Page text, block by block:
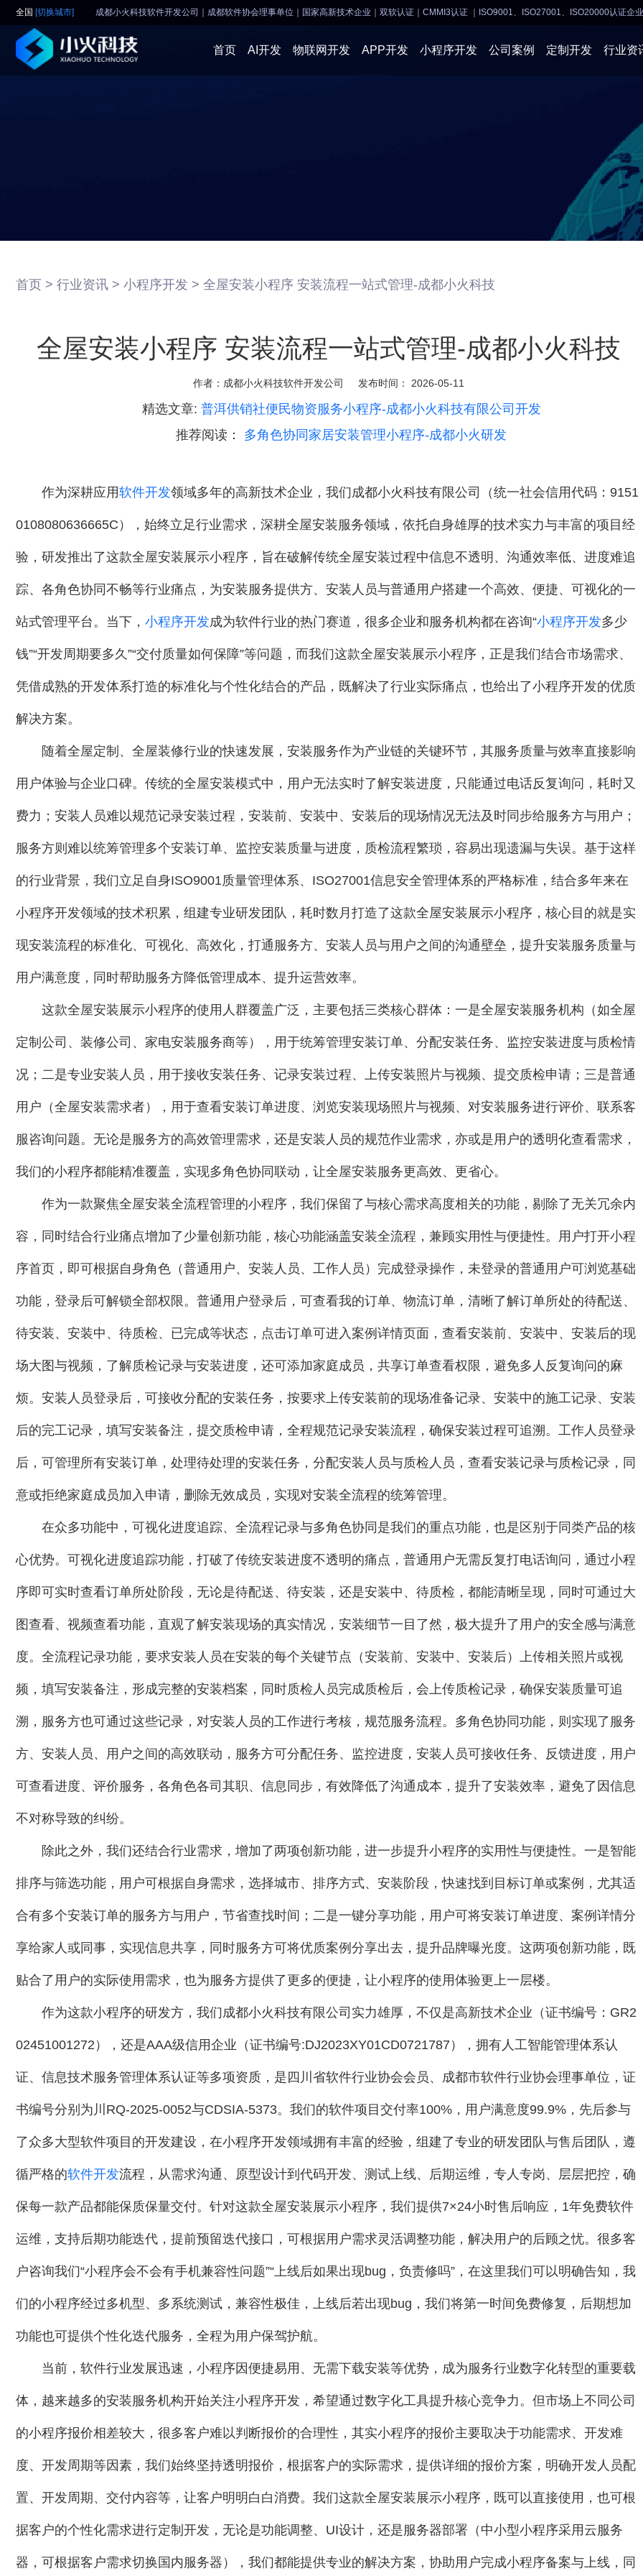
全国 [切换城市] 成都小火科技软件开发公司｜成都软件协会理事单位 国家高新技术企业｜双软认证｜CMMI3认证 ｜ISO9001、ISO27001、ISO20000认证企业
首页 AI开发 物联网开发 APP开发 小程序开发 公司案例 定制开发 行业资
小程序
系统开发
物联网
网站建设
企业经营
商业行情
首页 > 行业资讯 > 小程序开发 > 全屋安装小程序 安装流程一站式管理-成都小火科技
全屋安装小程序 安装流程一站式管理-成都小火科技
作者： 成都小火科技软件开发公司 发布时间： 2026-05-11
精选文章: 普洱供销社便民物资服务小程序-成都小火科技有限公司开发
推荐阅读： 多角色协同家居安装管理小程序-成都小火研发
作为深耕应用软件开发领域多年的高新技术企业，我们成都小火科技有限公司（统一社会信用代码：9151
0108080636665C），始终立足行业需求，深耕全屋安装服务领域，依托自身雄厚的技术实力与丰富的项目经
验，研发推出了这款全屋安装展示小程序，旨在破解传统全屋安装过程中信息不透明、沟通效率低、进度难追
踪、各角色协同不畅等行业痛点，为安装服务提供方、安装人员与普通用户搭建一个高效、便捷、可视化的一
站式管理平台。当下， 小程序开发成为软件行业的热门赛道，很多企业和服务机构都在咨询“小程序开发多少
钱”“开发周期要多久”“交付质量如何保障”等问题，而我们这款全屋安装展示小程序，正是我们结合市场需求、
凭借成熟的开发体系打造的标准化与个性化结合的产品，既解决了行业实际痛点，也给出了小程序开发的优质
解决方案。
随着全屋定制、全屋装修行业的快速发展，安装服务作为产业链的关键环节，其服务质量与效率直接影响
用户体验与企业口碑。传统的全屋安装模式中，用户无法实时了解安装进度，只能通过电话反复询问，耗时又
费力；安装人员难以规范记录安装过程，安装前、安装中、安装后的现场情况无法及时同步给服务方与用户；
服务方则难以统筹管理多个安装订单、监控安装质量与进度，质检流程繁琐，容易出现遗漏与失误。基于这样
的行业背景，我们立足自身ISO9001质量管理体系、ISO27001信息安全管理体系的严格标准，结合多年来在
小程序开发领域的技术积累，组建专业研发团队，耗时数月打造了这款全屋安装展示小程序，核心目的就是实
现安装流程的标准化、可视化、高效化，打通服务方、安装人员与用户之间的沟通壁垒，提升安装服务质量与
用户满意度，同时帮助服务方降低管理成本、提升运营效率。
这款全屋安装展示小程序的使用人群覆盖广泛，主要包括三类核心群体：一是全屋安装服务机构（如全屋
定制公司、装修公司、家电安装服务商等），用于统筹管理安装订单、分配安装任务、监控安装进度与质检情
况；二是专业安装人员，用于接收安装任务、记录安装过程、上传安装照片与视频、提交质检申请；三是普通
用户（全屋安装需求者），用于查看安装订单进度、浏览安装现场照片与视频、对安装服务进行评价、联系客
服咨询问题。无论是服务方的高效管理需求，还是安装人员的规范作业需求，亦或是用户的透明化查看需求，
我们的小程序都能精准覆盖，实现多角色协同联动，让全屋安装服务更高效、更省心。
作为一款聚焦全屋安装全流程管理的小程序，我们保留了与核心需求高度相关的功能，剔除了无关冗余内
容，同时结合行业痛点增加了少量创新功能，核心功能涵盖安装全流程，兼顾实用性与便捷性。用户打开小程
序首页，即可根据自身角色（普通用户、安装人员、工作人员）完成登录操作，未登录的普通用户可浏览基础
功能，登录后可解锁全部权限。普通用户登录后，可查看我的订单、物流订单，清晰了解订单所处的待配送、
待安装、安装中、待质检、已完成等状态，点击订单可进入案例详情页面，查看安装前、安装中、安装后的现
场大图与视频，了解质检记录与安装进度，还可添加家庭成员，共享订单查看权限，避免多人反复询问的麻
烦。安装人员登录后，可接收分配的安装任务，按要求上传安装前的现场准备记录、安装中的施工记录、安装
后的完工记录，填写安装备注，提交质检申请，全程规范记录安装流程，确保安装过程可追溯。工作人员登录
后，可管理所有安装订单，处理待处理的安装任务，分配安装人员与质检人员，查看安装记录与质检记录，同
意或拒绝家庭成员加入申请，删除无效成员，实现对安装全流程的统筹管理。
在众多功能中，可视化进度追踪、全流程记录与多角色协同是我们的重点功能，也是区别于同类产品的核
心优势。可视化进度追踪功能，打破了传统安装进度不透明的痛点，普通用户无需反复打电话询问，通过小程
序即可实时查看订单所处阶段，无论是待配送、待安装，还是安装中、待质检，都能清晰呈现，同时可通过大
图查看、视频查看功能，直观了解安装现场的真实情况，安装细节一目了然，极大提升了用户的安全感与满意
度。全流程记录功能，要求安装人员在安装的每个关键节点（安装前、安装中、安装后）上传相关照片或视
频，填写安装备注，形成完整的安装档案，同时质检人员完成质检后，会上传质检记录，确保安装质量可追
溯，服务方也可通过这些记录，对安装人员的工作进行考核，规范服务流程。多角色协同功能，则实现了服务
方、安装人员、用户之间的高效联动，服务方可分配任务、监控进度，安装人员可接收任务、反馈进度，用户
可查看进度、评价服务，各角色各司其职、信息同步，有效降低了沟通成本，提升了安装效率，避免了因信息
不对称导致的纠纷。
除此之外，我们还结合行业需求，增加了两项创新功能，进一步提升小程序的实用性与便捷性。一是智能
排序与筛选功能，用户可根据自身需求，选择城市、排序方式、安装阶段，快速找到目标订单或案例，尤其适
合有多个安装订单的服务方与用户，节省查找时间；二是一键分享功能，用户可将安装订单进度、案例详情分
享给家人或同事，实现信息共享，同时服务方可将优质案例分享出去，提升品牌曝光度。这两项创新功能，既
贴合了用户的实际使用需求，也为服务方提供了更多的便捷，让小程序的使用体验更上一层楼。
作为这款小程序的研发方，我们成都小火科技有限公司实力雄厚，不仅是高新技术企业（证书编号：GR2
02451001272），还是AAA级信用企业（证书编号:DJ2023XY01CD0721787），拥有人工智能管理体系认
证、信息技术服务管理体系认证等多项资质，是四川省软件行业协会会员、成都市软件行业协会理事单位，证
书编号分别为川RQ-2025-0052与CDSIA-5373。我们的软件项目交付率100%，用户满意度99.9%，先后参与
了众多大型软件项目的开发建设，在小程序开发领域拥有丰富的经验，组建了专业的研发团队与售后团队，遵
循严格的软件开发流程，从需求沟通、原型设计到代码开发、测试上线、后期运维，专人专岗、层层把控，确
保每一款产品都能保质保量交付。针对这款全屋安装展示小程序，我们提供7×24小时售后响应，1年免费软件
运维，支持后期功能迭代，提前预留迭代接口，可根据用户需求灵活调整功能，解决用户的后顾之忧。很多客
户咨询我们“小程序会不会有手机兼容性问题”“上线后如果出现bug，负责修吗”，在这里我们可以明确告知，我
们的小程序经过多机型、多系统测试，兼容性极佳，上线后若出现bug，我们将第一时间免费修复，后期想加
功能也可提供个性化迭代服务，全程为用户保驾护航。
当前，软件行业发展迅速，小程序因便捷易用、无需下载安装等优势，成为服务行业数字化转型的重要载
体，越来越多的安装服务机构开始关注小程序开发，希望通过数字化工具提升核心竞争力。但市场上不同公司
的小程序报价相差较大，很多客户难以判断报价的合理性，其实小程序的报价主要取决于功能需求、开发难
度、开发周期等因素，我们始终坚持透明报价，根据客户的实际需求，提供详细的报价方案，明确开发人员配
置、开发周期、交付内容等，让客户明明白白消费。我们这款全屋安装展示小程序，既可以直接使用，也可根
据客户的个性化需求进行定制开发，无论是功能调整、UI设计，还是服务器部署（中小型小程序采用云服务
器，可根据客户需求切换国内服务器），我们都能提供专业的解决方案，协助用户完成小程序备案与上线，同